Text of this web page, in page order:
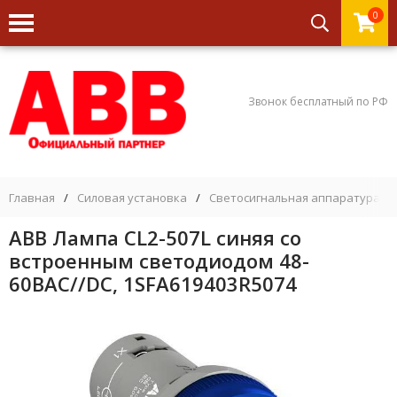
0
Звонок бесплатный по РФ
Главная / Силовая установка / Светосигнальная аппаратура
ABB Лампа CL2-507L синяя со
встроенным светодиодом 48-
60ВAC//DC, 1SFA619403R5074